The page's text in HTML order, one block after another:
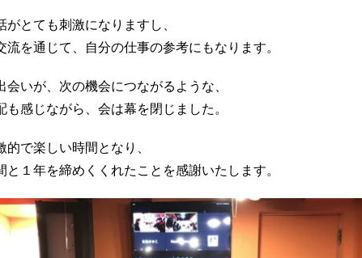
がとても刺激になりますし、
流を通じて、自分の仕事の参考にもなります。
会いが、次の機会につながるような、
も感じながら、会は幕を閉じました。
的で楽しい時間となり、
と１年を締めくくれたことを感謝いたします。